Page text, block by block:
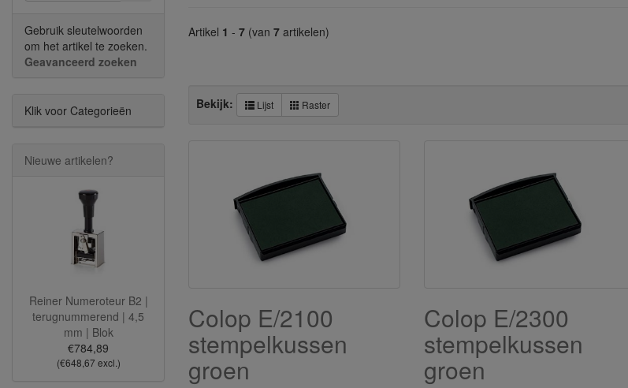
Artikel 1 - 7 (van 7 artikelen)
Bekijk: Lijst Raster
Colop E/2100
stempelkussen
groen
Colop E/2300
stempelkussen
groen
Gebruik sleutelwoorden
om het artikel te zoeken.
Geavanceerd zoeken
Klik voor Categorieën
Nieuwe artikelen?
Reiner Numeroteur B2 |
terugnummerend | 4,5
mm | Blok
€784,89
(€648,67 excl.)